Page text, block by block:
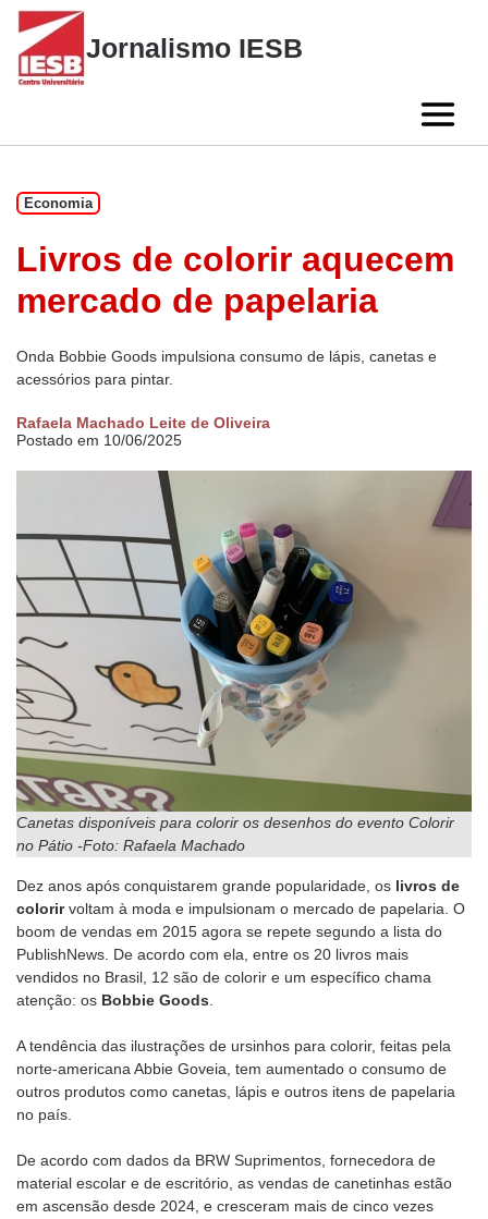
Skip
content
Jornalismo IESB
Economia
Livros de colorir aquecem
mercado de papelaria
Onda Bobbie Goods impulsiona consumo de lápis, canetas e
acessórios para pintar.
Rafaela Machado Leite de Oliveira
Postado em 10/06/2025
Canetas disponíveis para colorir os desenhos do evento Colorir
no Pátio -Foto: Rafaela Machado
Dez anos após conquistarem grande popularidade, os livros de
colorirvoltam à moda e impulsionam o mercado de papelaria. O
boom de vendas em 2015 agora se repete segundo a lista do
PublishNews. De acordo com ela, entre os 20 livros mais
vendidos no Brasil, 12 são de colorir e um específico chama
atenção: os Bobbie Goods.
A tendência das ilustrações de ursinhos para colorir, feitas pela
norte-americana Abbie Goveia, tem aumentado o consumo de
outros produtos como canetas, lápis e outros itens de papelaria
no país.
De acordo com dados da BRW Suprimentos, fornecedora de
material escolar e de escritório, as vendas de canetinhas estão
em ascensão desde 2024, e cresceram mais de cinco vezes